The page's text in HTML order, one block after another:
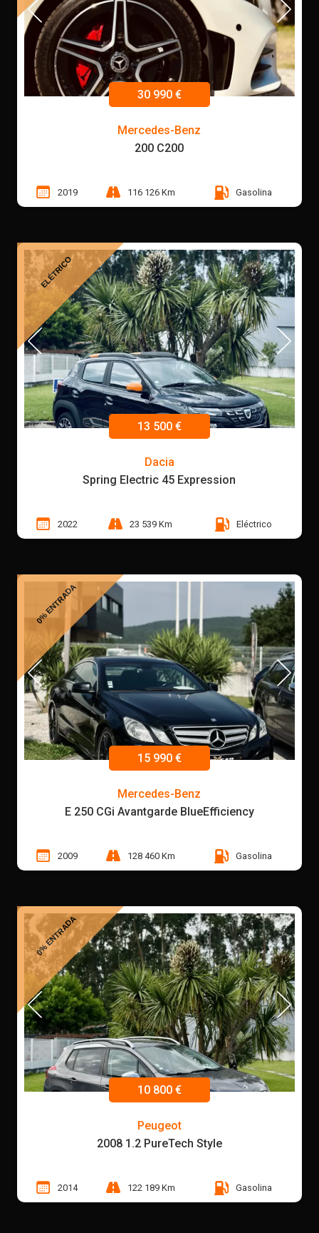
30 990 €
Mercedes-Benz
200 C200
2019 116 126 Km Gasolina
13 500 €
Dacia
Spring Electric 45 Expression
2022 23 539 Km Eléctrico
ELÉTRICO
15 990 €
Mercedes-Benz
E 250 CGi Avantgarde BlueEfficiency
2009 128 460 Km Gasolina
0% ENTRADA
10 800 €
Peugeot
2008 1.2 PureTech Style
2014 122 189 Km Gasolina
0% ENTRADA